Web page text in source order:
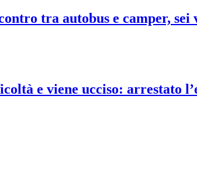
tra autobus e camper,
e viene ucciso: arrestato